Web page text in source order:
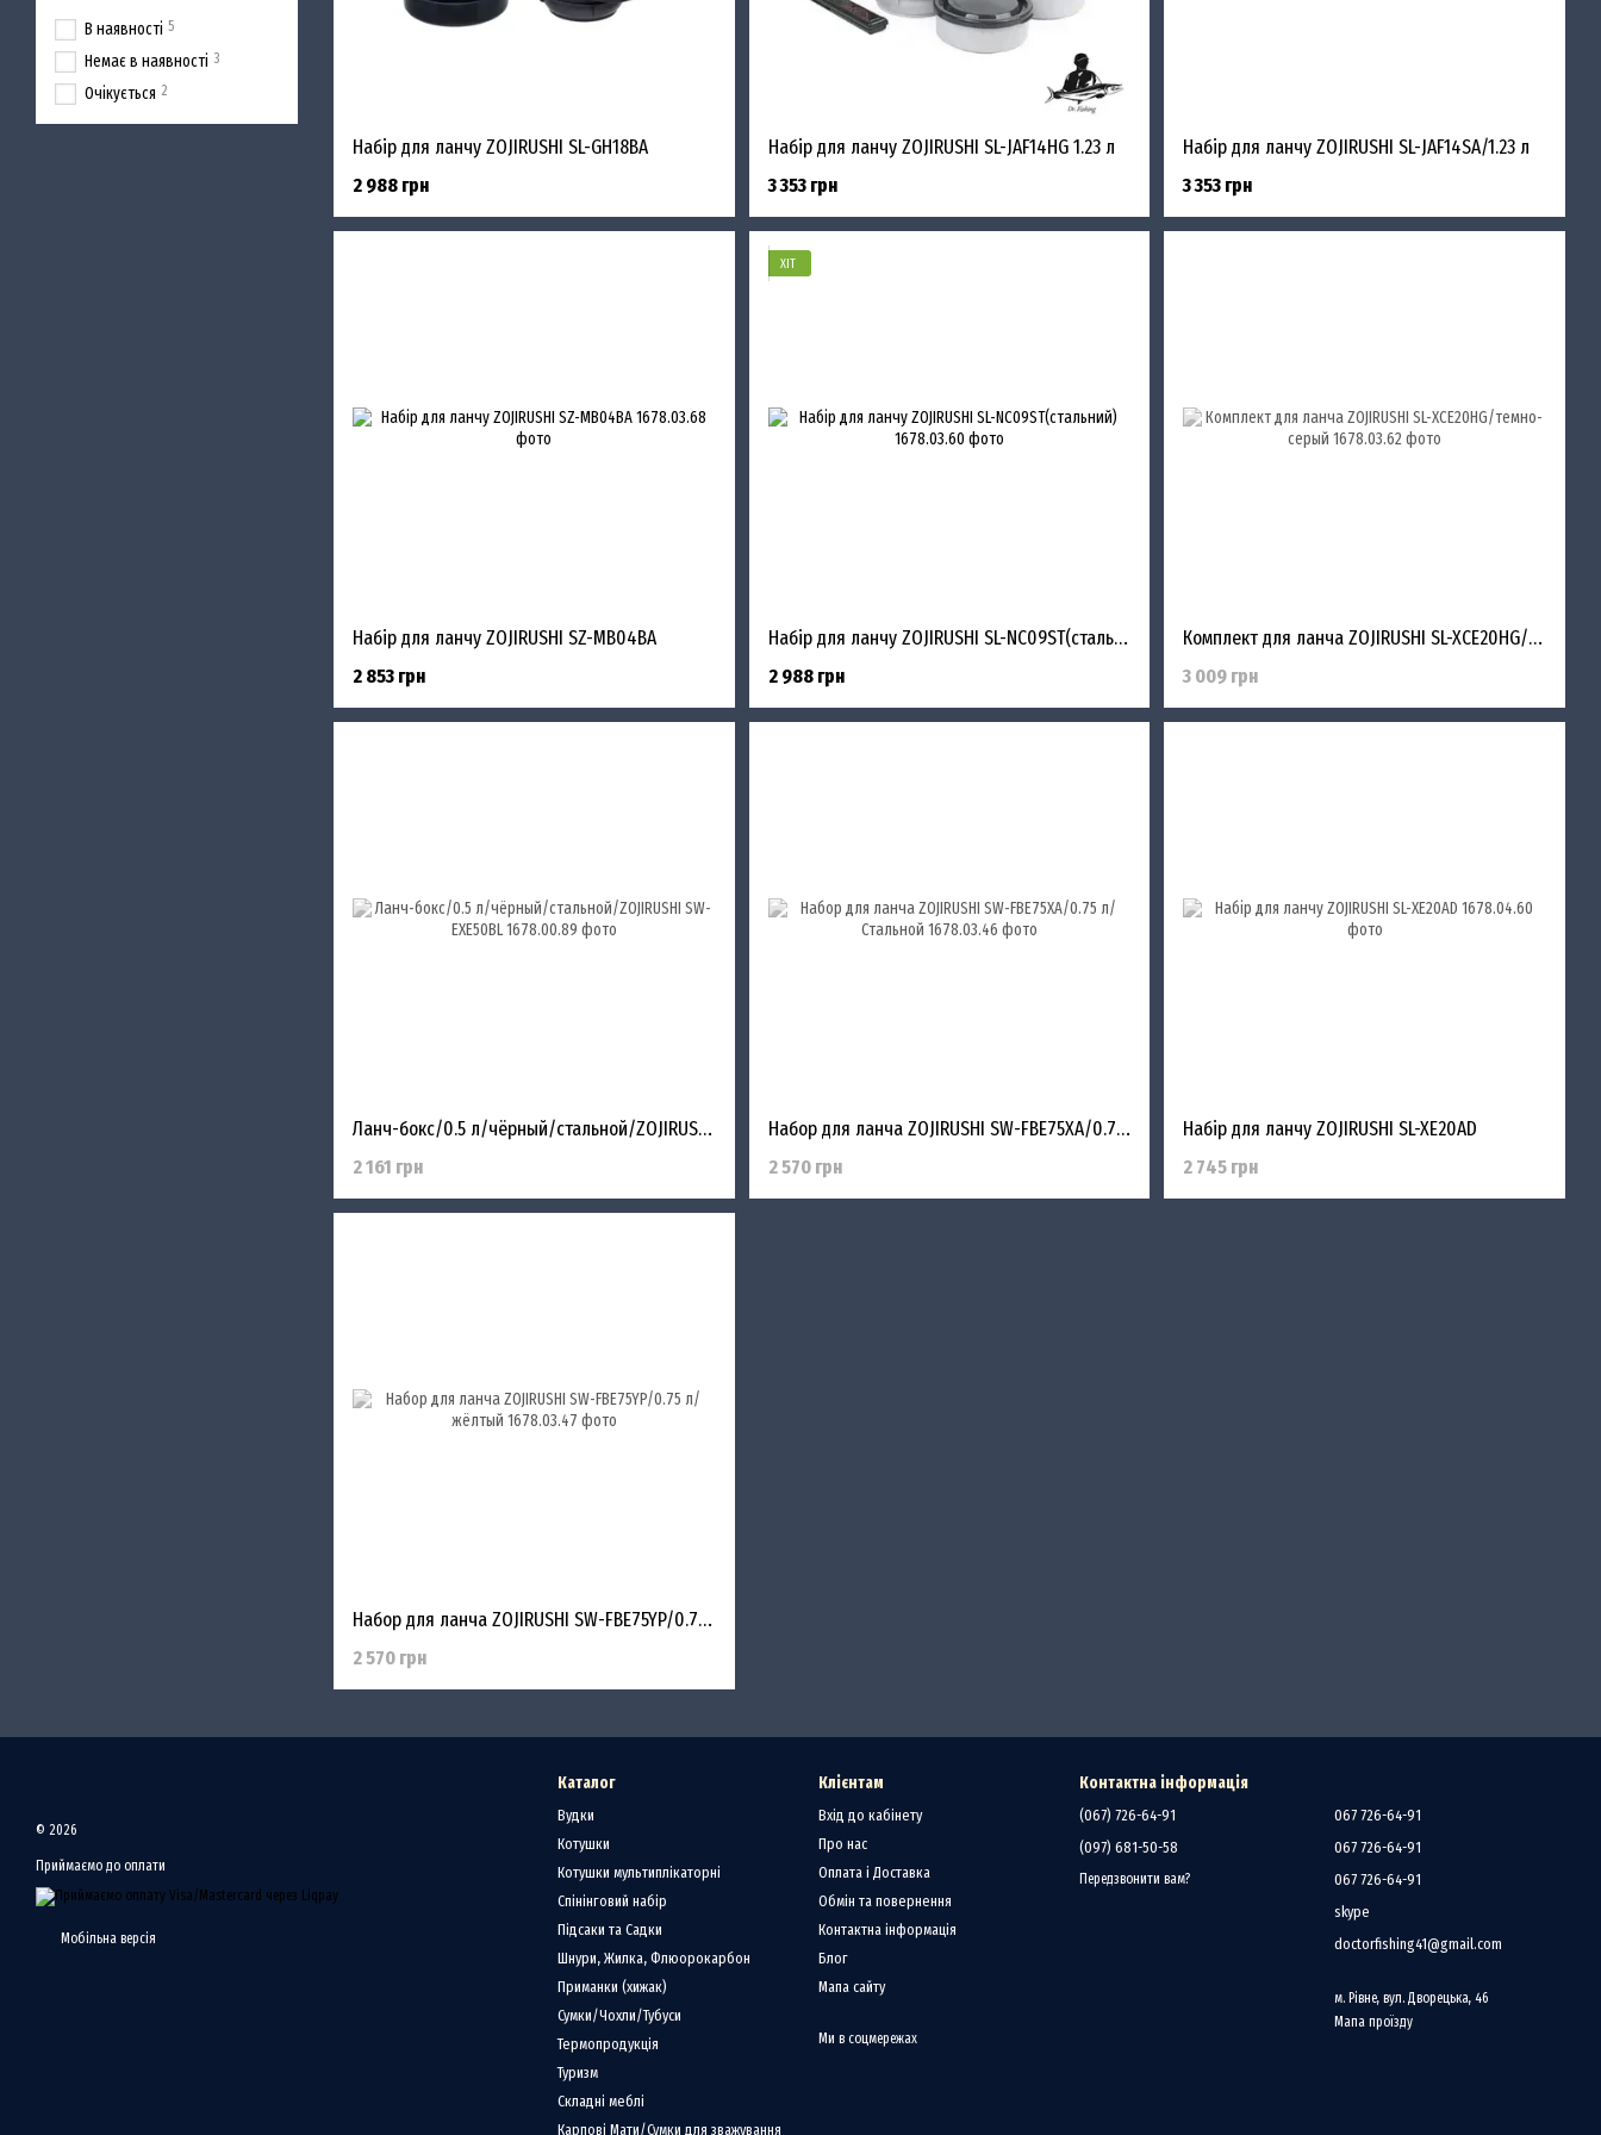
Набір для ланчу ZOJIRUSHI SL-GH18BA
2 988 грн
Набір для ланчу ZOJIRUSHI SL-JAF14HG 1.23 л
3 353 грн
Набір для ланчу ZOJIRUSHI SL-JAF14SA/1.23 л
3 353 грн
Набір для ланчу ZOJIRUSHI SZ-MB04BA
2 853 грн
ХІТ
Набір для ланчу ZOJIRUSHI SL-NC09ST(стальний)
2 988 грн
Комплект для ланча ZOJIRUSHI SL-XCE20HG/темно-серый
3 009 грн
Ланч-бокс/0.5 л/чёрный/стальной/ZOJIRUSHI SW-EXE50BL
2 161 грн
Набор для ланча ZOJIRUSHI SW-FBE75XA/0.75 л/Стальной
2 570 грн
Набір для ланчу ZOJIRUSHI SL-XE20AD
2 745 грн
Набор для ланча ZOJIRUSHI SW-FBE75YP/0.75 л/жёлтый
2 570 грн
В наявності 5
Немає в наявності 3
Очікується 2
© 2026
Приймаємо до оплати
Мобільна версія
Каталог
Вудки
Котушки
Котушки мультиплікаторні
Спінінговий набір
Підсаки та Садки
Шнури, Жилка, Флюорокарбон
Приманки (хижак)
Сумки/Чохли/Тубуси
Термопродукція
Туризм
Складні меблі
Карпові Мати/Сумки для зважування
Клієнтам
Вхід до кабінету
Про нас
Оплата і Доставка
Обмін та повернення
Контактна інформація
Блог
Мапа сайту
Ми в соцмережах
Контактна інформація
(067) 726-64-91
(097) 681-50-58
Передзвонити вам?
067 726-64-91
067 726-64-91
067 726-64-91
skype
doctorfishing41@gmail.com
м. Рівне, вул. Дворецька, 46
Мапа проїзду